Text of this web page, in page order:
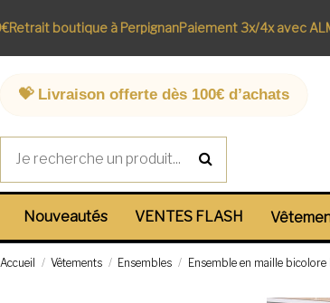
boutique à PerpignanPaiement 3x/4x avec ALMA
💝 Livraison offerte dès 100€ d’achats
Nouveautés VENTES FLASH
Accueil Vêtements Ensembles Ensemble en maille